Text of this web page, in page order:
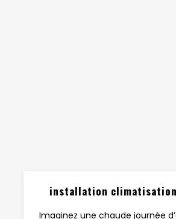
installation
Imaginez une chaude journée